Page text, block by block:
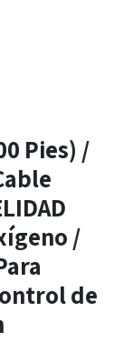
Pies) /
/
de